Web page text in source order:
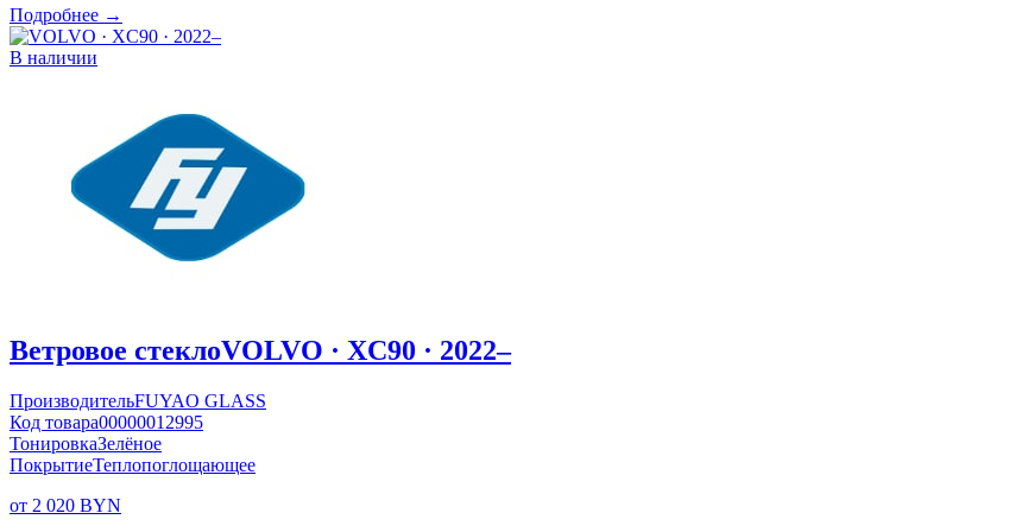
Подробнее →
В наличии
Ветровое стеклоVOLVO · XC90 · 2022–
ПроизводительFUYAO GLASS
Код товара00000012995
ТонировкаЗелёное
ПокрытиеТеплопоглощающее
от 2 020 BYN